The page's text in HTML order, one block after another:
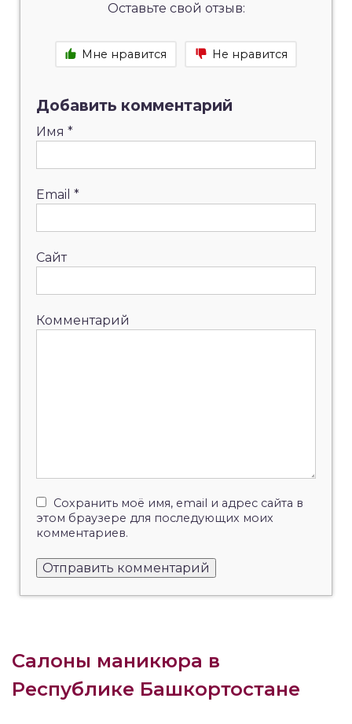
Оставьте свой отзыв:
Мне нравится Не нравится
Добавить комментарий
Имя *
Email *
Сайт
Комментарий
Сохранить моё имя, email и адрес сайта в
этом браузере для последующих моих
комментариев.
Салоны маникюра в
Республике Башкортостане